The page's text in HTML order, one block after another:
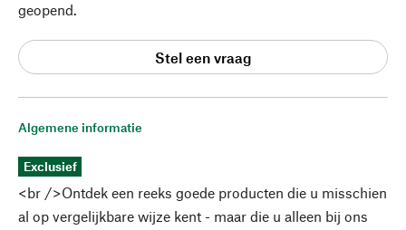
Algemene informatie
Exclusief
<br />Ontdek een reeks goede producten die u misschien
al op vergelijkbare wijze kent - maar die u alleen bij ons
geopend.
Stel een vraag